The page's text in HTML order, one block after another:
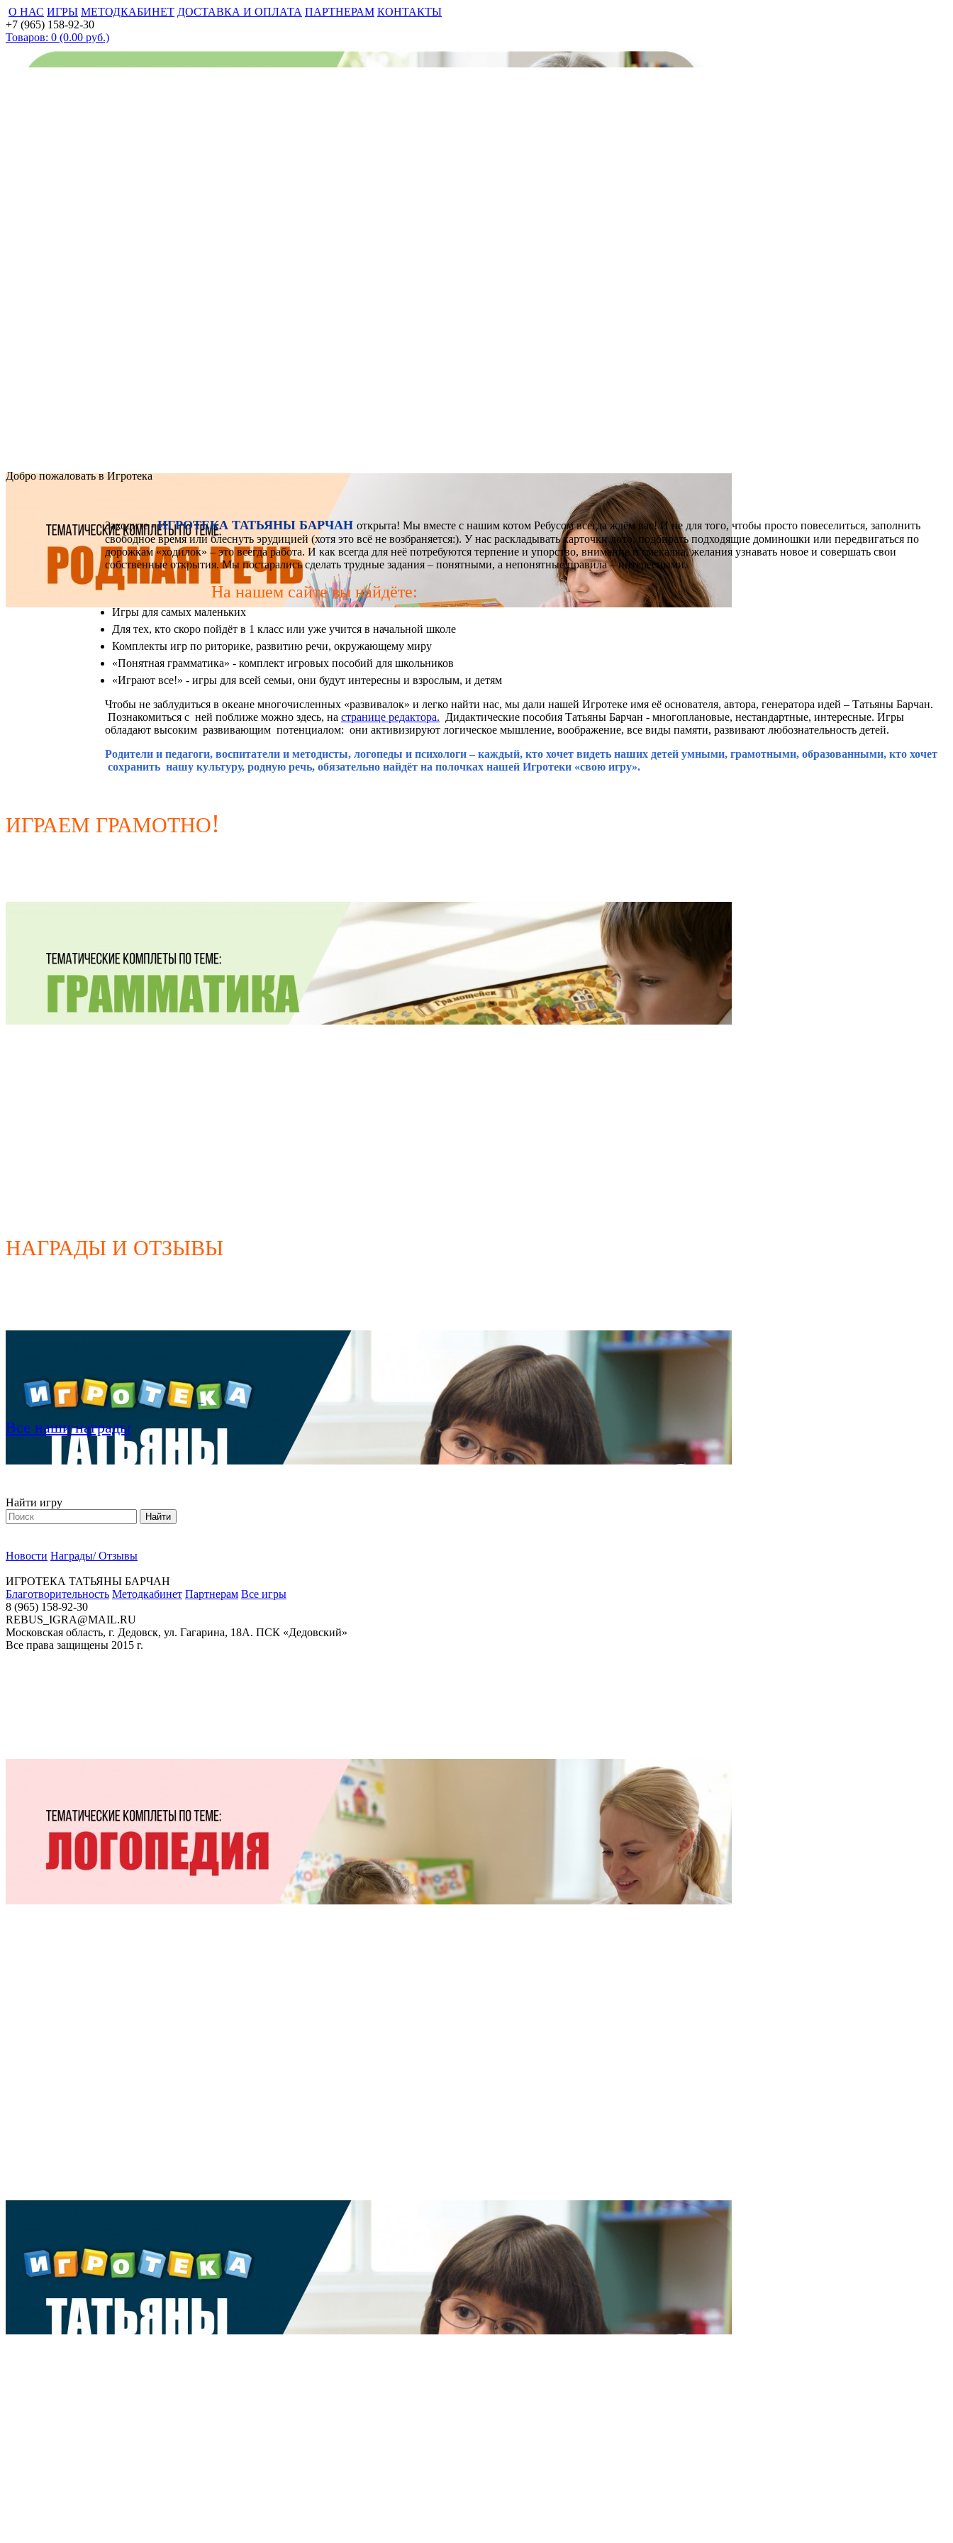
О НАС ИГРЫ МЕТОДКАБИНЕТ ДОСТАВКА И ОПЛАТА ПАРТНЕРАМ КОНТАКТЫ
+7 (965) 158-92-30
Товаров: 0 (0.00 руб.)
Добро пожаловать в Игротека
Заходите -ИГРОТЕКА ТАТЬЯНЫ БАРЧАН открыта! Мы вместе с нашим котом Ребусом всегда ждём вас! И не для того, чтобы просто повеселиться, заполнить
свободное время или блеснуть эрудицией (хотя это всё не возбраняется:). У нас раскладывать карточки лото, подбирать подходящие доминошки или передвигаться по
дорожкам «ходилок» – это всегда работа. И как всегда для неё потребуются терпение и упорство, внимание и смекалка, желания узнавать новое и совершать свои
собственные открытия. Мы постарались сделать трудные задания – понятными, а непонятные правила – интересными.
На нашем сайте вы найдёте:
Игры для самых маленьких
Для тех, кто скоро пойдёт в 1 класс или уже учится в начальной школе
Комплекты игр по риторике, развитию речи, окружающему миру
«Понятная грамматика» - комплект игровых пособий для школьников
«Играют все!» - игры для всей семьи, они будут интересны и взрослым, и детям
Чтобы не заблудиться в океане многочисленных «развивалок» и легко найти нас, мы дали нашей Игротеке имя её основателя, автора, генератора идей – Татьяны Барчан.
Познакомиться с ней поближе можно здесь, на странице редактора. Дидактические пособия Татьяны Барчан - многоплановые, нестандартные, интересные. Игры
обладают высоким развивающим потенциалом: они активизируют логическое мышление, воображение, все виды памяти, развивают любознательность детей.
Родители и педагоги, воспитатели и методисты, логопеды и психологи – каждый, кто хочет видеть наших детей умными, грамотными, образованными, кто хочет
сохранить нашу культуру, родную речь, обязательно найдёт на полочках нашей Игротеки «свою игру».
ИГРАЕМ ГРАМОТНО!
НАГРАДЫ И ОТЗЫВЫ
Все наши награды
Найти игру
Новости Награды/ Отзывы
ИГРОТЕКА ТАТЬЯНЫ БАРЧАН
Благотворительность Методкабинет Партнерам Все игры
8 (965) 158-92-30
REBUS_IGRA@MAIL.RU
Московская область, г. Дедовск, ул. Гагарина, 18А. ПСК «Дедовский»
Все права защищены 2015 г.